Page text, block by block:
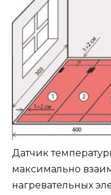
Датчик
максимально
нагревательных